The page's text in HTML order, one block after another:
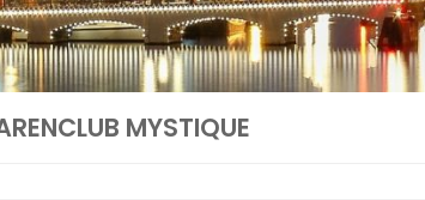
MYSTIQUE